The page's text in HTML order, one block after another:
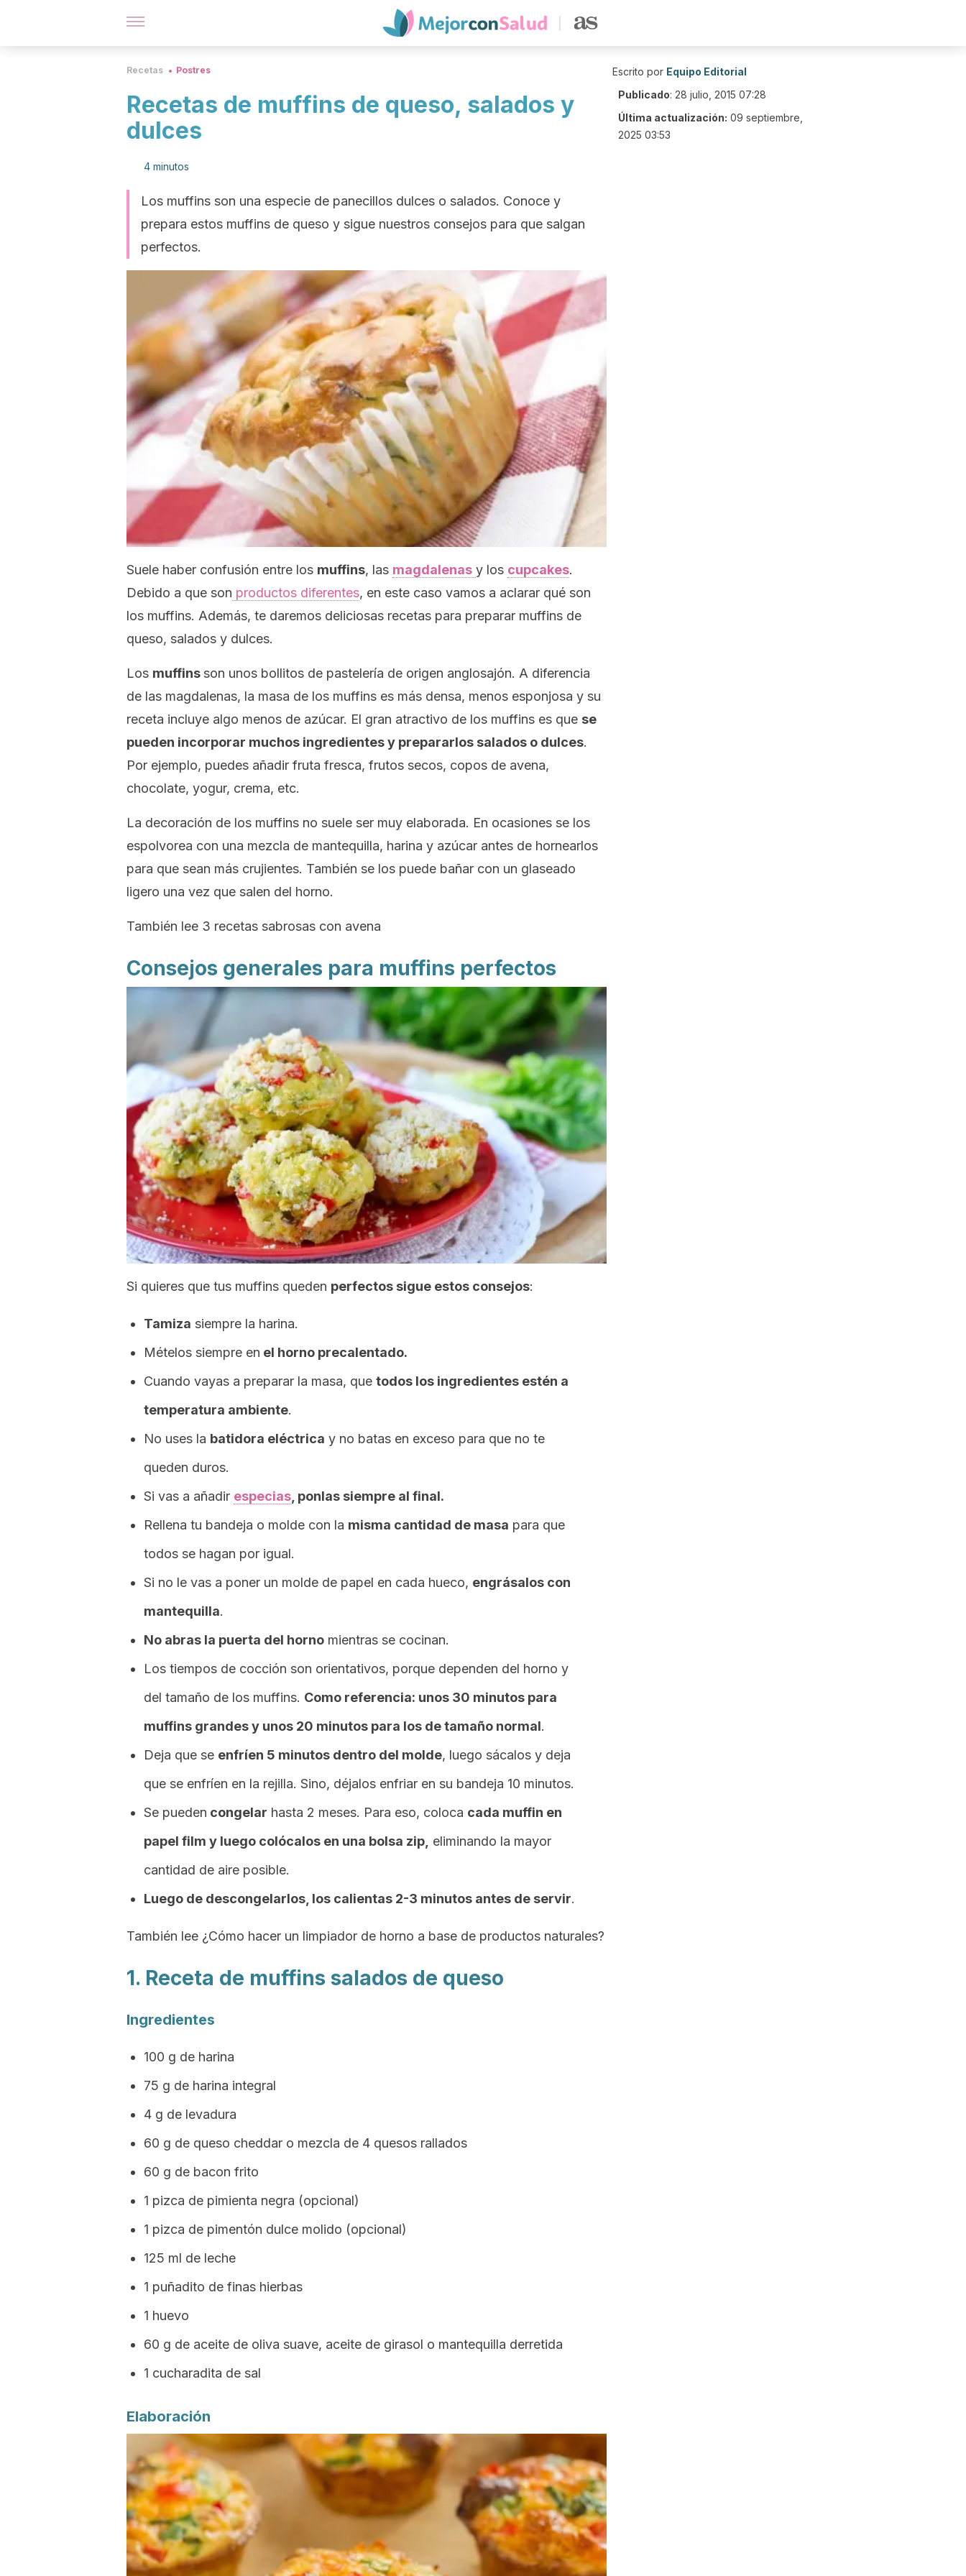
Recetas Postres
Recetas de muffins de queso, salados y
dulces
4 minutos
Los muffins son una especie de panecillos dulces o salados. Conoce y
prepara estos muffins de queso y sigue nuestros consejos para que salgan
perfectos.
Suele haber confusión entre los muffins, las magdalenas y los cupcakes.
Debido a que son productos diferentes, en este caso vamos a aclarar qué son
los muffins. Además, te daremos deliciosas recetas para preparar muffins de
queso, salados y dulces.
Los muffinsson unos bollitos de pastelería de origen anglosajón. A diferencia
de las magdalenas, la masa de los muffins es más densa, menos esponjosa y su
receta incluye algo menos de azúcar. El gran atractivo de los muffins es que se
pueden incorporar muchos ingredientes y prepararlos salados o dulces.
Por ejemplo, puedes añadir fruta fresca, frutos secos, copos de avena,
chocolate, yogur, crema, etc.
La decoración de los muffins no suele ser muy elaborada. En ocasiones se los
espolvorea con una mezcla de mantequilla, harina y azúcar antes de hornearlos
para que sean más crujientes. También se los puede bañar con un glaseado
ligero una vez que salen del horno.
También lee 3 recetas sabrosas con avena
Consejos generales para muffins perfectos
Si quieres que tus muffins queden perfectos sigue estos consejos:
Tamiza siempre la harina.
Mételos siempre en el horno precalentado.
Cuando vayas a preparar la masa, que todos los ingredientes estén a
temperatura ambiente.
No uses la batidora eléctrica y no batas en exceso para que no te
queden duros.
Si vas a añadir especias , ponlas siempre al final.
Rellena tu bandeja o molde con la misma cantidad de masa para que
todos se hagan por igual.
Si no le vas a poner un molde de papel en cada hueco, engrásalos con
mantequilla.
No abras la puerta del horno mientras se cocinan.
Los tiempos de cocción son orientativos, porque dependen del horno y
del tamaño de los muffins. Como referencia: unos 30 minutos para
muffins grandes y unos 20 minutos para los de tamaño normal.
Deja que se enfríen 5 minutos dentro del molde, luego sácalos y deja
que se enfríen en la rejilla. Sino, déjalos enfriar en su bandeja 10 minutos.
Se pueden congelar hasta 2 meses. Para eso, coloca cada muffin en
papel film y luego colócalos en una bolsa zip, eliminando la mayor
cantidad de aire posible.
Luego de descongelarlos, los calientas 2-3 minutos antes de servir.
También lee ¿Cómo hacer un limpiador de horno a base de productos naturales?
1. Receta de muffins salados de queso
Ingredientes
100 g de harina
75 g de harina integral
4 g de levadura
60 g de queso cheddar o mezcla de 4 quesos rallados
60 g de bacon frito
1 pizca de pimienta negra (opcional)
1 pizca de pimentón dulce molido (opcional)
125 ml de leche
1 puñadito de finas hierbas
1 huevo
60 g de aceite de oliva suave, aceite de girasol o mantequilla derretida
1 cucharadita de sal
Elaboración
Escrito por Equipo Editorial
Publicado: 28 julio, 2015 07:28
Última actualización: 09 septiembre,
2025 03:53